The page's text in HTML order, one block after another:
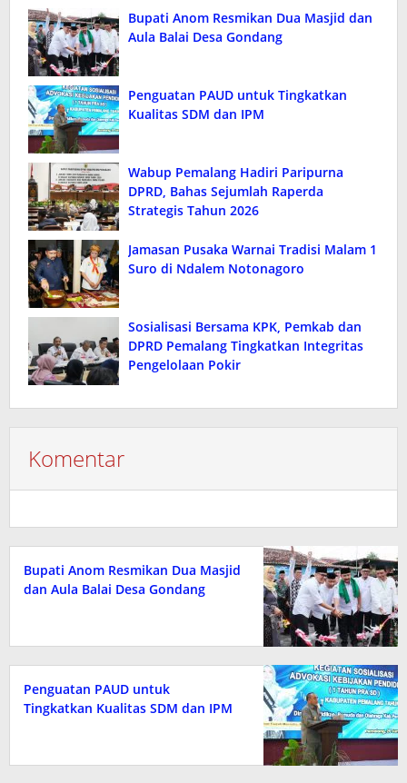
Bupati Anom Resmikan Dua Masjid dan
Aula Balai Desa Gondang
Penguatan PAUD untuk Tingkatkan
Kualitas SDM dan IPM
Wabup Pemalang Hadiri Paripurna
DPRD, Bahas Sejumlah Raperda
Strategis Tahun 2026
Jamasan Pusaka Warnai Tradisi Malam 1
Suro di Ndalem Notonagoro
Sosialisasi Bersama KPK, Pemkab dan
DPRD Pemalang Tingkatkan Integritas
Pengelolaan Pokir
Komentar
Bupati Anom Resmikan Dua Masjid
dan Aula Balai Desa Gondang
Penguatan PAUD untuk
Tingkatkan Kualitas SDM dan IPM